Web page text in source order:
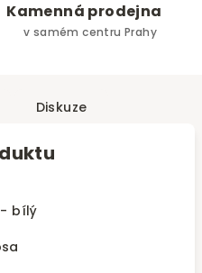
Kamenná prodejna
v samém centru Prahy
Diskuze
bílý